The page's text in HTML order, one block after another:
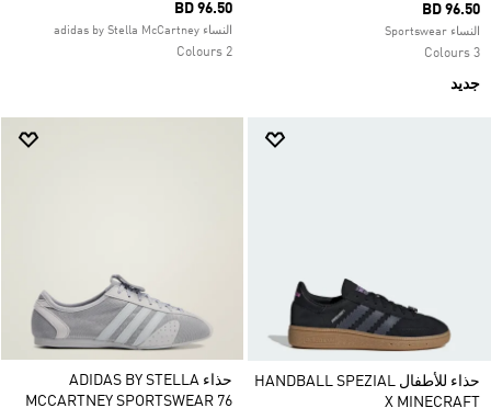
BD 96.50
النساء Sportswear
3 Colours
جديد
BD 96.50
النساء adidas by Stella McCartney
2 Colours
حذاء للأطفال HANDBALL SPEZIAL
X MINECRAFT
حذاء ADIDAS BY STELLA
MCCARTNEY SPORTSWEAR 76